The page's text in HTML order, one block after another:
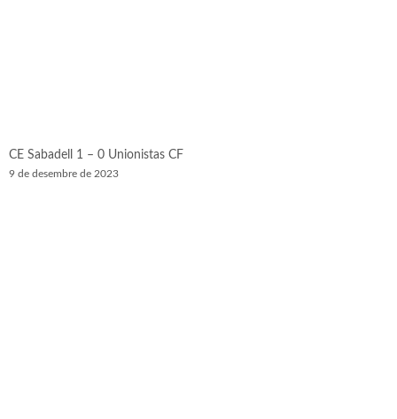
CE Sabadell 1 – 0 Unionistas CF
9 de desembre de 2023